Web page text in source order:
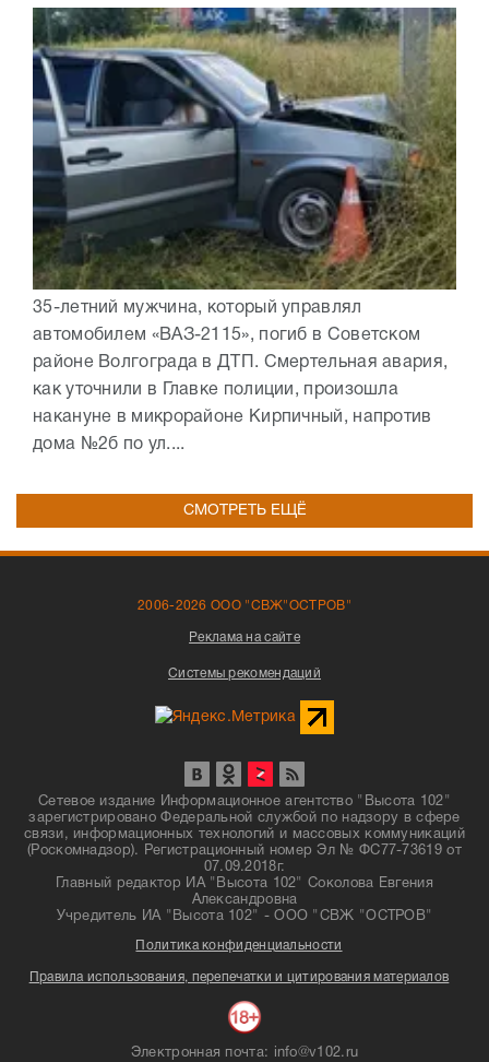
35-летний мужчина, который управлял
автомобилем «ВАЗ-2115», погиб в Советском
районе Волгограда в ДТП. Смертельная авария,
как уточнили в Главке полиции, произошла
накануне в микрорайоне Кирпичный, напротив
дома №2б по ул....
СМОТРЕТЬ ЕЩЁ
2006-2026 ООО "СВЖ"ОСТРОВ"
Реклама на сайте
Системы рекомендаций
Сетевое издание Информационное агентство "Высота 102"
зарегистрировано Федеральной службой по надзору в сфере
связи, информационных технологий и массовых коммуникаций
(Роскомнадзор). Регистрационный номер Эл № ФС77-73619 от
07.09.2018г.
Главный редактор ИА "Высота 102" Соколова Евгения
Александровна
Учредитель ИА "Высота 102" - ООО "СВЖ "ОСТРОВ"
Политика конфиденциальности
Правила использования, перепечатки и цитирования материалов
Электронная почта: info@v102.ru